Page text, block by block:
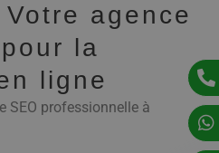
agence
la
ligne
SEO professionnelle à